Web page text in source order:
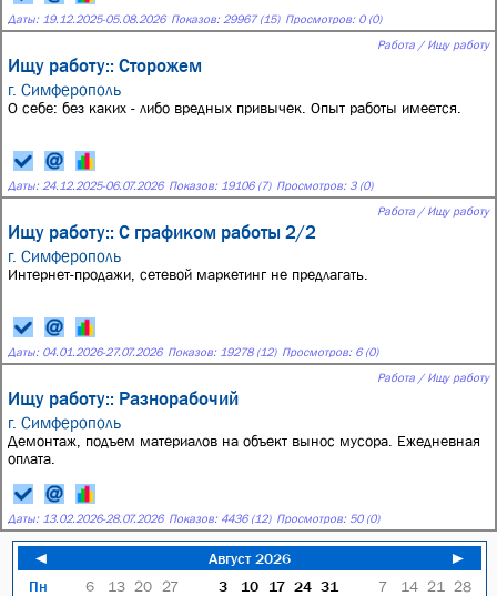
Даты: 19.12.2025-05.08.2026 Показов: 29967 (15) Просмотров: 0 (0)
Работа / Ищу работу
Ищу работу:: Сторожем
г. Симферополь
О себе: без каких - либо вредных привычек. Опыт работы имеется.
Даты: 24.12.2025-06.07.2026 Показов: 19106 (7) Просмотров: 3 (0)
Работа / Ищу работу
Ищу работу:: С графиком работы 2/2
г. Симферополь
Интернет-продажи, сетевой маркетинг не предлагать.
Даты: 04.01.2026-27.07.2026 Показов: 19278 (12) Просмотров: 6 (0)
Работа / Ищу работу
Ищу работу:: Разнорабочий
г. Симферополь
Демонтаж, подъем материалов на объект вынос мусора. Ежедневная
оплата.
Даты: 13.02.2026-28.07.2026 Показов: 4436 (12) Просмотров: 50 (0)
◄ Август 2026
►
Пн
6 13 20
27
3 10 17 24 31
7 14 21
28